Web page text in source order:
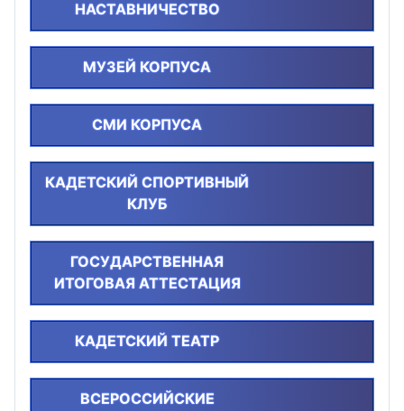
НАСТАВНИЧЕСТВО
МУЗЕЙ КОРПУСА
СМИ КОРПУСА
КАДЕТСКИЙ СПОРТИВНЫЙ
КЛУБ
ГОСУДАРСТВЕННАЯ
ИТОГОВАЯ АТТЕСТАЦИЯ
КАДЕТСКИЙ ТЕАТР
ВСЕРОССИЙСКИЕ